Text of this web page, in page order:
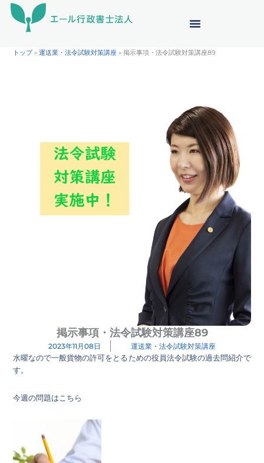
トップ»運送業・法令試験対策講座 »掲示事項・法令試験対策講座89
掲示事項・法令試験対策講座89
2023年11月08日 運送業・法令試験対策講座
水曜なので一般貨物の許可をとるための役員法令試験の過去問紹介で
す。
今週の問題はこちら